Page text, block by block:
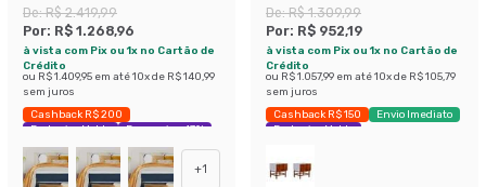
Macio (25x96x203) Azul e
Branco
De:R$ 2.419,99
Por: R$ 1.268,96
à vista com Pix ou 1x no Cartão de
Crédito
ou R$ 1.409,95 em até10x de R$ 140,99
sem juros
Cashback R$ 200
Exclusivo Mobly
Economize 47%
+1
Branca.
De:R$ 1.309,99
Por: R$ 952,19
à vista com Pix ou 1x no Cartão de
Crédito
ou R$ 1.057,99 em até10x de R$ 105,79
sem juros
Cashback R$ 150
Envio Imediato
Exclusivo Mobly